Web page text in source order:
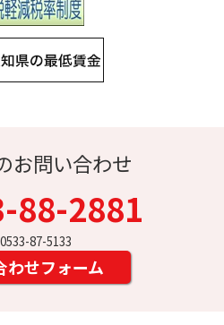
お問い合わせ
88-2881
87-5133
わせフォーム